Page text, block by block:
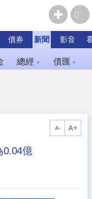
債券 新聞 影音
總經 ▼ 債匯 ▼
A- A+
0.04億